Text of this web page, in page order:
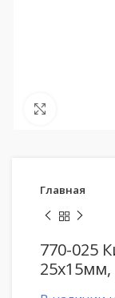
Главная
770-025
25х15мм,